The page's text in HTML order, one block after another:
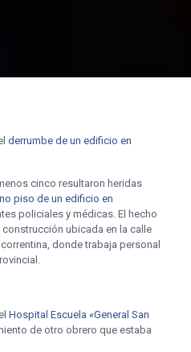
derrumbe de un edificio en
cinco resultaron heridas
piso de un edificio en
policiales y médicas. El hecho
ubicada en la calle
donde trabaja personal
Hospital Escuela «General San
de otro obrero que estaba